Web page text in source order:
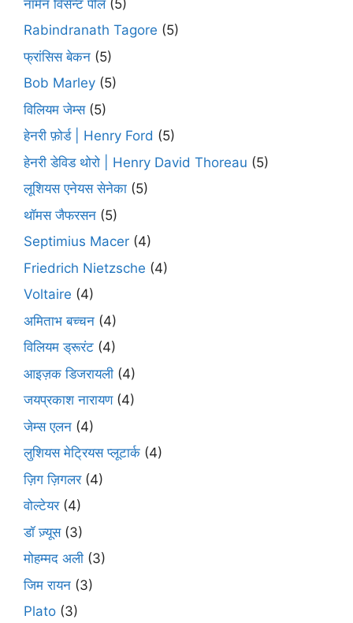
नार्मन विंसेन्ट पील(5)
Rabindranath Tagore (5)
फ्रांसिस बेकन (5)
Bob Marley (5)
विलियम जेम्स(5)
हेनरी फ़ोर्ड | Henry Ford (5)
हेनरी डेविड थोरो | Henry David Thoreau (5)
लूशियस एनेयस सेनेका (5)
थॉमस जैफरसन (5)
Septimius Macer (4)
Friedrich Nietzsche (4)
Voltaire (4)
अमिताभ बच्चन (4)
विलियम ड्रूरंट (4)
आइज़क डिजरायली (4)
जयप्रकाश नारायण(4)
जेम्स एलन (4)
लुशियस मेट्रियस प्लूटार्क (4)
ज़िग ज़िगलर(4)
वोल्टेयर(4)
डॉ ज़्यूस(3)
मोहम्मद अली (3)
जिम रायन (3)
Plato (3)